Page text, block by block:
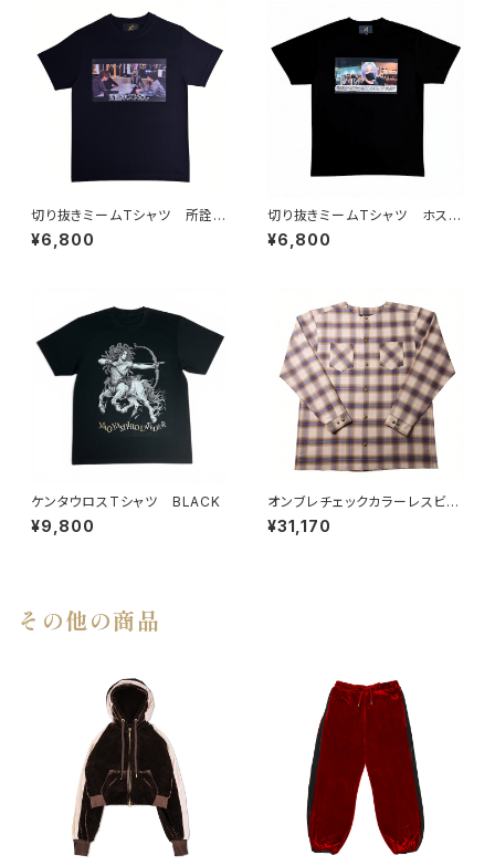
切り抜きミームTシャツ 所詮ホ
ストだし
¥6,800
切り抜きミームTシャツ ホスト
に奢ってもらおう
¥6,800
ケンタウロスTシャツ BLACK
¥9,800
オンブレチェックカラーレスビッ
グシャツ BEG
¥31,170
その他の商品